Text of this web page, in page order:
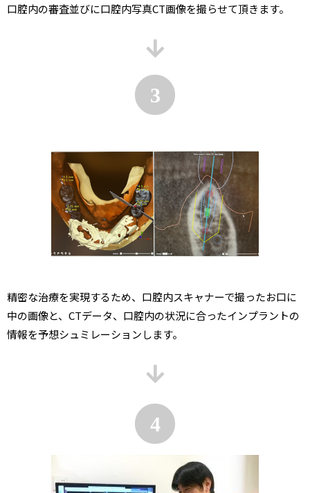
口腔内の審査並びに口腔内写真CT画像を撮らせて頂きます。
3
精密な治療を実現するため、口腔内スキャナーで撮ったお口に
中の画像と、CTデータ、口腔内の状況に合ったインプラントの
情報を予想シュミレーションします。
4